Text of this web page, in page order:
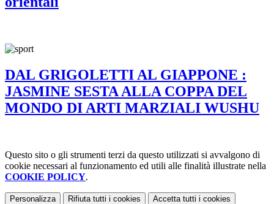
DAL GRIGOLETTI AL GIAPPONE :
JASMINE SESTA ALLA COPPA DEL
MONDO DI ARTI MARZIALI WUSHU
Questo sito o gli strumenti terzi da questo utilizzati si avvalgono di
cookie necessari al funzionamento ed utili alle finalità illustrate nella
COOKIE POLICY.
Personalizza Rifiuta tutti i cookies Accetta tutti i cookies